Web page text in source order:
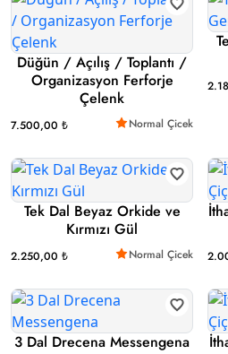
Düğün / Açılış / Toplantı /
Organizasyon Ferforje
Çelenk
7.500,00 ₺ Normal Çicek
Tek Dal Beyaz Orkide ve
Kırmızı Gül
2.250,00 ₺ Normal Çicek
3 Dal Drecena Messengena